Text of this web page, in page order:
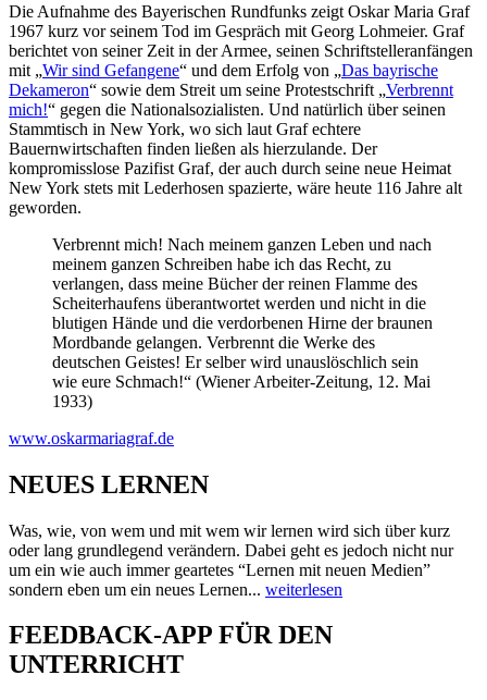
Die Aufnahme des Bayerischen Rundfunks zeigt Oskar Maria Graf
1967 kurz vor seinem Tod im Gespräch mit Georg Lohmeier. Graf
berichtet von seiner Zeit in der Armee, seinen Schriftstelleranfängen
mit „Wir sind Gefangene“ und dem Erfolg von „Das bayrische
Dekameron“ sowie dem Streit um seine Protestschrift „Verbrennt
mich!“ gegen die Nationalsozialisten. Und natürlich über seinen
Stammtisch in New York, wo sich laut Graf echtere
Bauernwirtschaften finden ließen als hierzulande. Der
kompromisslose Pazifist Graf, der auch durch seine neue Heimat
New York stets mit Lederhosen spazierte, wäre heute 116 Jahre alt
geworden.
Verbrennt mich! Nach meinem ganzen Leben und nach
meinem ganzen Schreiben habe ich das Recht, zu
verlangen, dass meine Bücher der reinen Flamme des
Scheiterhaufens überantwortet werden und nicht in die
blutigen Hände und die verdorbenen Hirne der braunen
Mordbande gelangen. Verbrennt die Werke des
deutschen Geistes! Er selber wird unauslöschlich sein
wie eure Schmach!“ (Wiener Arbeiter-Zeitung, 12. Mai
1933)
www.oskarmariagraf.de
NEUES LERNEN
Was, wie, von wem und mit wem wir lernen wird sich über kurz
oder lang grundlegend verändern. Dabei geht es jedoch nicht nur
um ein wie auch immer geartetes “Lernen mit neuen Medien”
sondern eben um ein neues Lernen... weiterlesen
FEEDBACK-APP FÜR DEN
UNTERRICHT